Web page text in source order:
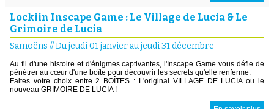
Lockiin Inscape Game : Le Village de Lucia & Le
Grimoire de Lucia
Samoëns //Du jeudi 01 janvier au jeudi 31 décembre
Au fil d'une histoire et d'énigmes captivantes, l'Inscape Game vous défie de
pénétrer au cœur d'une boîte pour découvrir les secrets qu'elle renferme.
Faites votre choix entre 2 BOÎTES : L'original VILLAGE DE LUCIA ou le
nouveau GRIMOIRE DE LUCIA !